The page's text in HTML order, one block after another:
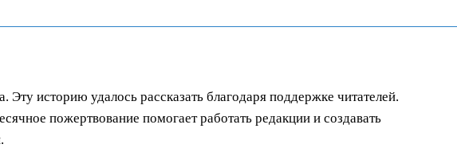
Эту историю удалось рассказать благодаря поддержке читателей.
пожертвование помогает работать редакции и создавать